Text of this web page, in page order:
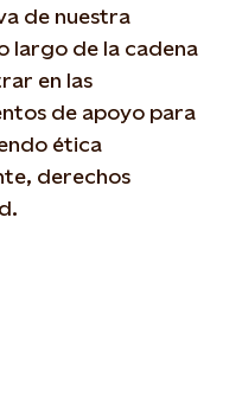
de nuestra
largo de la cadena
en las
de apoyo para
ética
derechos